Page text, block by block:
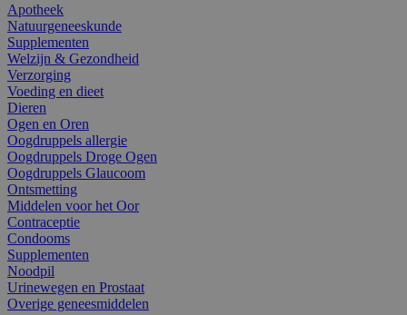
Apotheek
Natuurgeneeskunde
Supplementen
Welzijn & Gezondheid
Verzorging
Voeding en dieet
Dieren
Ogen en Oren
Oogdruppels allergie
Oogdruppels Droge Ogen
Oogdruppels Glaucoom
Ontsmetting
Middelen voor het Oor
Contraceptie
Condooms
Supplementen
Noodpil
Urinewegen en Prostaat
Overige geneesmiddelen